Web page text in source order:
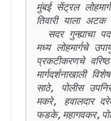
मुंबई सेंट्रल
तिवारी याला
मध्य लोहमार्गचे
प्रकटीकरणचे
मार्गदर्शनाखाली
साठे, पोलीस
मकरे, हवालदार